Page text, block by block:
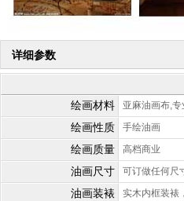
详细参数
绘画材料 亚麻油画布,
绘画性质 手绘油画
绘画质量 高档商业
油画尺寸 可订做任何尺
油画装裱 实木内框装裱